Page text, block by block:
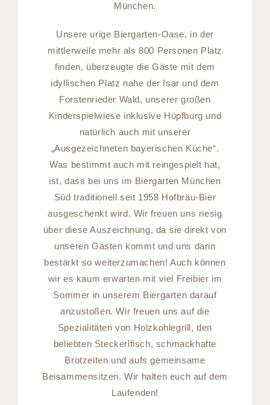
München.
Unsere urige Biergarten-Oase, in der
mittlerweile mehr als 800 Personen Platz
finden, überzeugte die Gäste mit dem
idyllischen Platz nahe der Isar und dem
Forstenrieder Wald, unserer großen
Kinderspielwiese inklusive Hüpfburg und
natürlich auch mit unserer
„Ausgezeichneten bayerischen Küche“.
Was bestimmt auch mit reingespielt hat,
ist, dass bei uns im Biergarten München
Süd traditionell seit 1958 Hofbräu-Bier
ausgeschenkt wird. Wir freuen uns riesig
über diese Auszeichnung, da sie direkt von
unseren Gästen kommt und uns darin
bestärkt so weiterzumachen! Auch können
wir es kaum erwarten mit viel Freibier im
Sommer in unserem Biergarten darauf
anzustoßen. Wir freuen uns auf die
Spezialitäten von Holzkohlegrill, den
beliebten Steckerlfisch, schmackhafte
Brotzeiten und aufs gemeinsame
Beisammensitzen. Wir halten euch auf dem
Laufenden!